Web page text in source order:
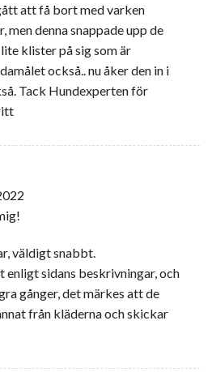
att få bort med varken
men denna snappade upp de
klister på sig som är
också.. nu åker den in i
Tack Hundexperten för
väldigt snabbt.
enligt sidans beskrivningar, och
gånger, det märkes att de
från kläderna och skickar